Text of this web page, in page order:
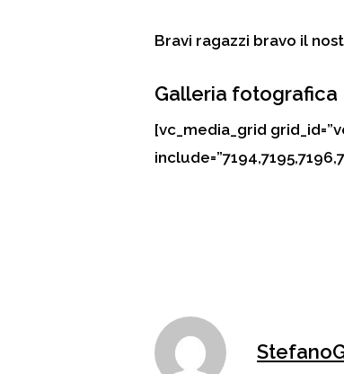
Bravi ragazzi bravo il
Galleria fotografica
[vc_media_grid